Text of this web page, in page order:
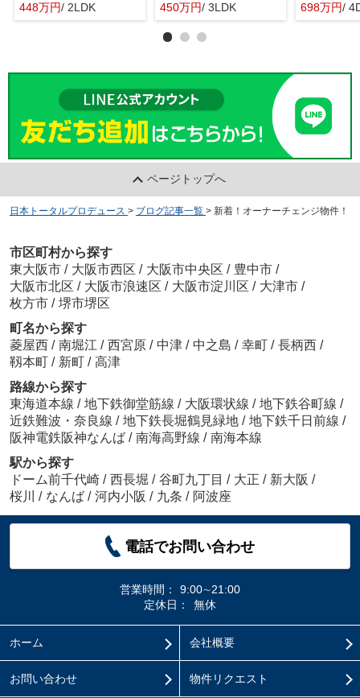
448万円/ 2LDK
450万円/ 3LDK 698万円/
ページトップへ
日本トータルプロデュース > ブログ記事一覧 > 新着！オーナーチェンジ物件！
市区町村から探す
東大阪市 / 大阪市西区 / 大阪市中央区 / 豊中市 /
大阪市北区 / 大阪市浪速区 / 大阪市淀川区 / 大津市 /
枚方市 / 堺市堺区
町名から探す
菱屋西 / 南堀江 / 西宮原 / 中津 / 中之島 / 幸町 / 長柄西 /
靱本町 / 新町 / 高津
路線から探す
東海道本線 / 地下鉄御堂筋線 / 大阪環状線 / 地下鉄谷町線 /
近鉄難波・奈良線 / 地下鉄長堀鶴見緑地 / 地下鉄千日前線 /
阪神電鉄阪神なんば / 南海高野線 / 南海本線
駅から探す
ドーム前千代崎 / 西長堀 / 谷町九丁目 / 大正 / 新大阪 /
桜川
/ なんば / 河内小阪 / 九条 / 阿波座
電話でお問い合わせ
営業時間：
9:00∼21:00
定休日：
無休
ホーム 会社概要
お問い合わせ 物件リクエスト